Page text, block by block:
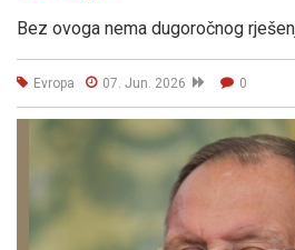
Bez ovoga nema dugoročnog
Evropa 07. Jun. 2026 0